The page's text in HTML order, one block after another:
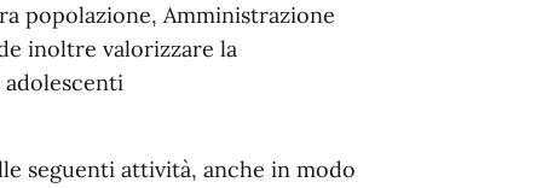
popolazione, Amministrazione
inoltre valorizzare la
seguenti attività, anche in modo